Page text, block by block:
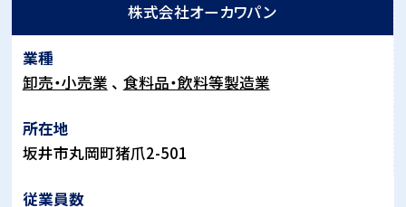
株式会社オーカワパン
卸売・小売業 食料品・飲料等製造業
坂井市丸岡町猪爪2-501